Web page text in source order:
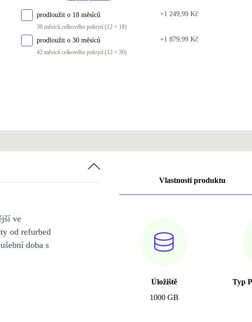
prodloužit o 18 měsíců
30 měsíců celkového pokrytí (12 + 18)
+1 249,99 Kč
prodloužit o 30 měsíců
42 měsíců celkového pokrytí (12 + 30)
+1 879,99 Kč
Vlastnosti produktu
Úložiště
1000 GB
Typ
ve
od refurbed
doba s